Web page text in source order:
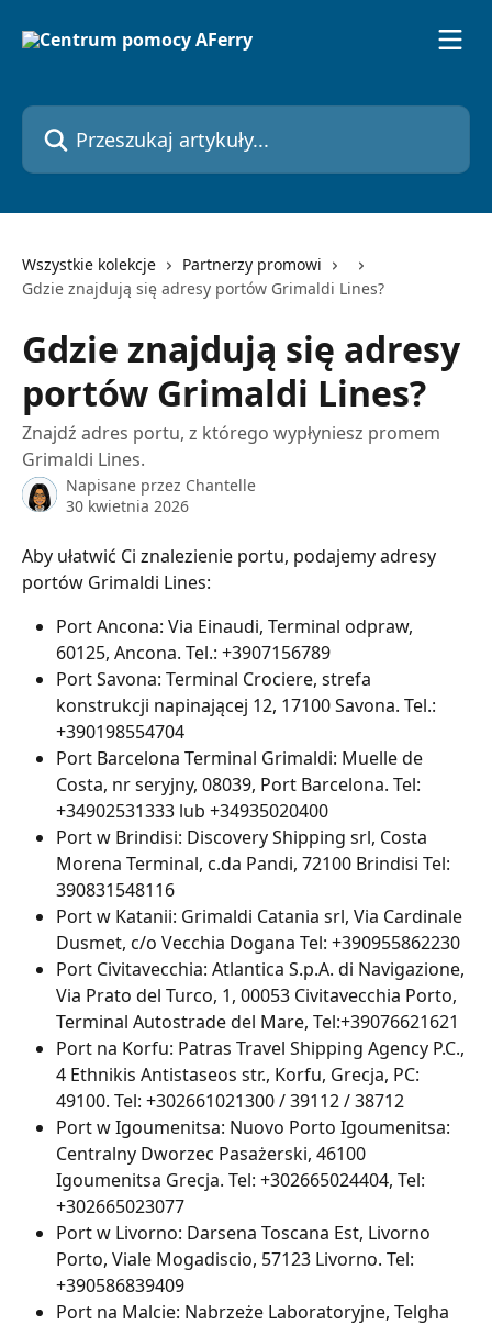
Przeszukaj artykuły...
Wszystkie kolekcje
Partnerzy promowi
Gdzie znajdują się adresy portów Grimaldi Lines?
Gdzie znajdują się adresy
portów Grimaldi Lines?
Znajdź adres portu, z którego wypłyniesz promem
Grimaldi Lines.
Napisane przez Chantelle
30 kwietnia 2026
Aby ułatwić Ci znalezienie portu, podajemy adresy
portów Grimaldi Lines:
Port Ancona: Via Einaudi, Terminal odpraw,
60125, Ancona. Tel.: +3907156789
Port Savona: Terminal Crociere, strefa
konstrukcji napinającej 12, 17100 Savona. Tel.:
+390198554704
Port Barcelona Terminal Grimaldi: Muelle de
Costa, nr seryjny, 08039, Port Barcelona. Tel:
+34902531333 lub +34935020400
Port w Brindisi: Discovery Shipping srl, Costa
Morena Terminal, c.da Pandi, 72100 Brindisi Tel:
390831548116
Port w Katanii: Grimaldi Catania srl, Via Cardinale
Dusmet, c/o Vecchia Dogana Tel: +390955862230
Port Civitavecchia: Atlantica S.p.A. di Navigazione,
Via Prato del Turco, 1, 00053 Civitavecchia Porto,
Terminal Autostrade del Mare, Tel:+39076621621
Port na Korfu: Patras Travel Shipping Agency P.C.,
4 Ethnikis Antistaseos str., Korfu, Grecja, PC:
49100. Tel: +302661021300 / 39112 / 38712
Port w Igoumenitsa: Nuovo Porto Igoumenitsa:
Centralny Dworzec Pasażerski, 46100
Igoumenitsa Grecja. Tel: +302665024404, Tel:
+302665023077
Port w Livorno: Darsena Toscana Est, Livorno
Porto, Viale Mogadiscio, 57123 Livorno. Tel:
+390586839409
Port na Malcie: Nabrzeże Laboratoryjne, Telgha